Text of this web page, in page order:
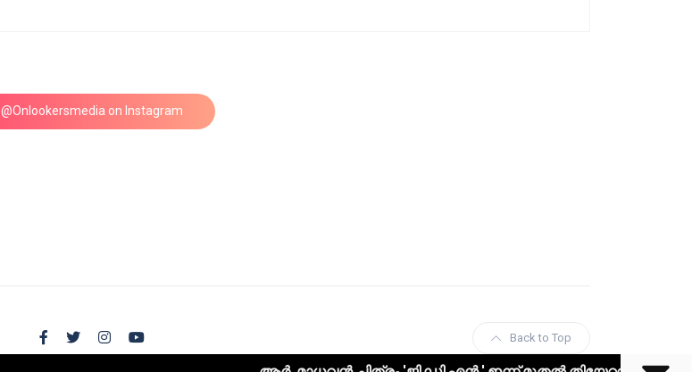
@Onlookersmedia on Instagram
Follow on Instagram
Back to Top